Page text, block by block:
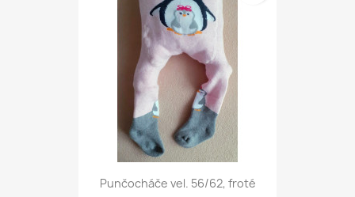
Punčocháče vel. 56/62, froté